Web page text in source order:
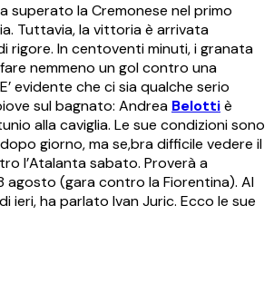
superato la Cremonese nel primo
Tuttavia, la vittoria è arrivata
rigore. In centoventi minuti, i granata
nemmeno un gol contro una
evidente che ci sia qualche serio
sul bagnato: Andrea Belottiè
alla caviglia. Le sue condizioni sono
giorno, ma se,bra difficile vedere il
l’Atalanta sabato. Proverà a
agosto (gara contro la Fiorentina). Al
ieri, ha parlato Ivan Juric. Ecco le sue